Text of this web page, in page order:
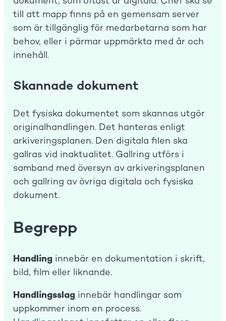
till att mapp finns på en gemensam server
som är tillgänglig för medarbetarna som har
behov, eller i pärmar uppmärkta med år och
innehåll.
Skannade dokument
Det fysiska dokumentet som skannas utgör
originalhandlingen. Det hanteras enligt
arkiveringsplanen. Den digitala filen ska
gallras vid inaktualitet. Gallring utförs i
samband med översyn av arkiveringsplanen
och gallring av övriga digitala och fysiska
dokument.
Begrepp
Handling innebär en dokumentation i skrift,
bild, film eller liknande.
Handlingsslag innebär handlingar som
uppkommer inom en process.